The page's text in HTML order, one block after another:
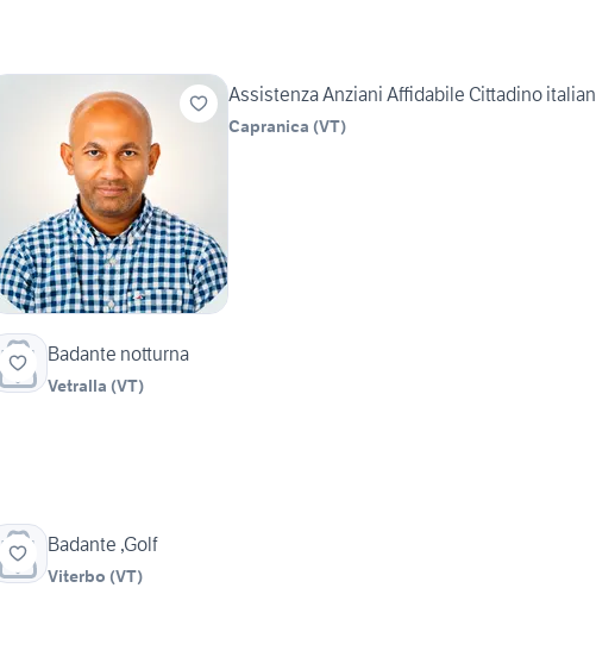
Assistenza Anziani Affidabile Cittadino italian
Capranica (VT)
Badante notturna
Vetralla (VT)
Badante ,Golf
Viterbo (VT)